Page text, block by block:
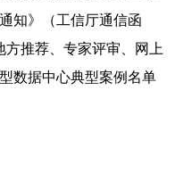
知》（工信厅通信函
方推荐、专家评审、网上
数据中心典型案例名单